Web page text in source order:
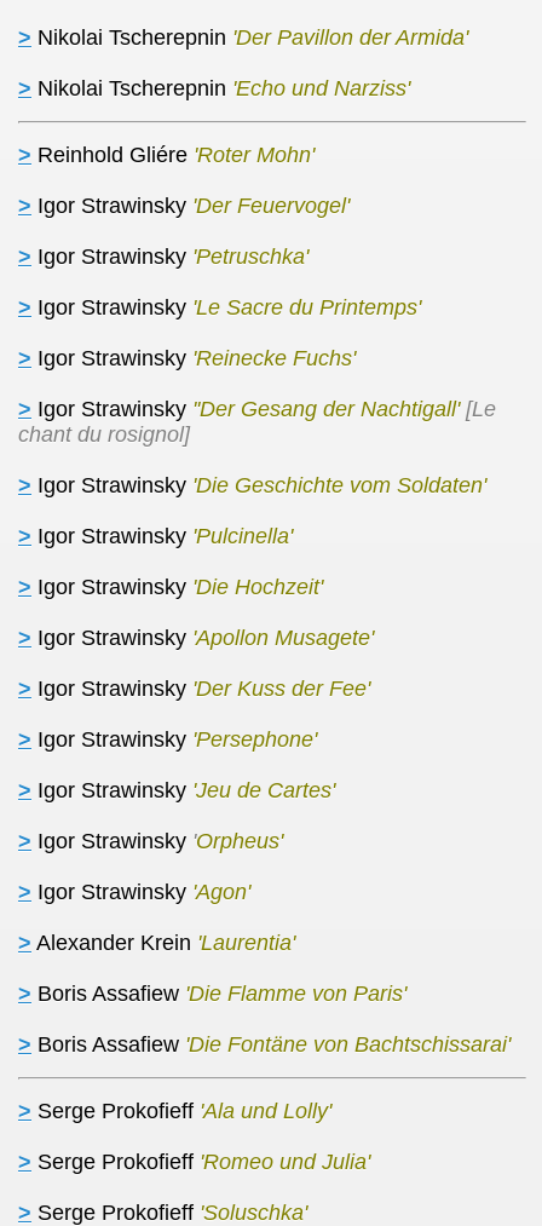
> Nikolai Tscherepnin 'Der Pavillon der Armida'
> Nikolai Tscherepnin 'Echo und Narziss'
> Reinhold Gliére 'Roter Mohn'
> Igor Strawinsky 'Der Feuervogel'
> Igor Strawinsky 'Petruschka'
> Igor Strawinsky 'Le Sacre du Printemps'
> Igor Strawinsky 'Reinecke Fuchs'
> Igor Strawinsky ''Der Gesang der Nachtigall' [Le
chant du rosignol]
> Igor Strawinsky 'Die Geschichte vom Soldaten'
> Igor Strawinsky 'Pulcinella'
> Igor Strawinsky 'Die Hochzeit'
> Igor Strawinsky 'Apollon Musagete'
> Igor Strawinsky 'Der Kuss der Fee'
> Igor Strawinsky 'Persephone'
> Igor Strawinsky 'Jeu de Cartes'
> Igor Strawinsky 'Orpheus'
> Igor Strawinsky 'Agon'
> Alexander Krein 'Laurentia'
> Boris Assafiew 'Die Flamme von Paris'
> Boris Assafiew 'Die Fontäne von Bachtschissarai'
> Serge Prokofieff 'Ala und Lolly'
> Serge Prokofieff 'Romeo und Julia'
> Serge Prokofieff 'Soluschka'